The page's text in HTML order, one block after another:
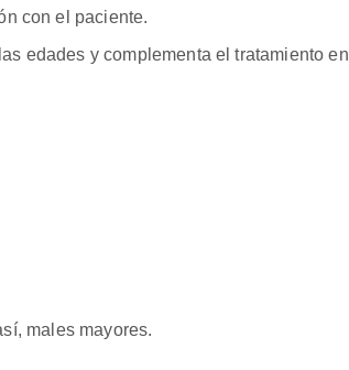
con el paciente.
edades y complementa el tratamiento en
males mayores.